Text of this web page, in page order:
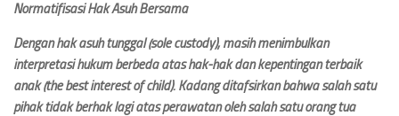
Normatifisasi Hak Asuh Bersama
Dengan hak asuh tunggal (sole custody), masih menimbulkan
interpretasi hukum berbeda atas hak-hak dan kepentingan terbaik
anak (the best interest of child). Kadang ditafsirkan bahwa salah satu
pihak tidak berhak lagi atas perawatan oleh salah satu orang tua